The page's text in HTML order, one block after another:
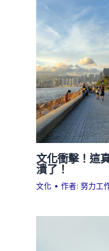
文化衝擊！這
潰了！
文化 • 作者:努力工